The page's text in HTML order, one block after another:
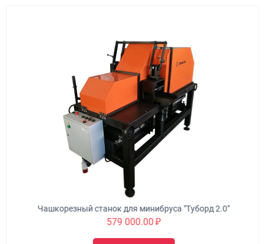
Чашкорезный станок для минибруса "Туборд 2.0"
579 000.00 ₽